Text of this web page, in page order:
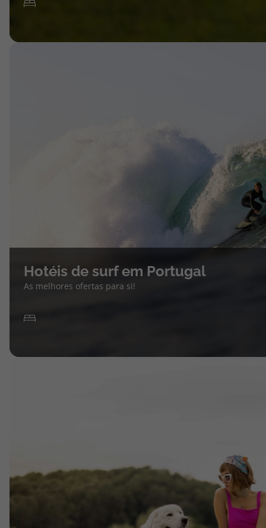
Hotéis de surf em Portugal
As melhores ofertas para si!